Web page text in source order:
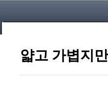
얇고 가볍지